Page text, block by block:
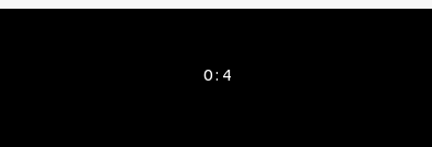
0 : 4